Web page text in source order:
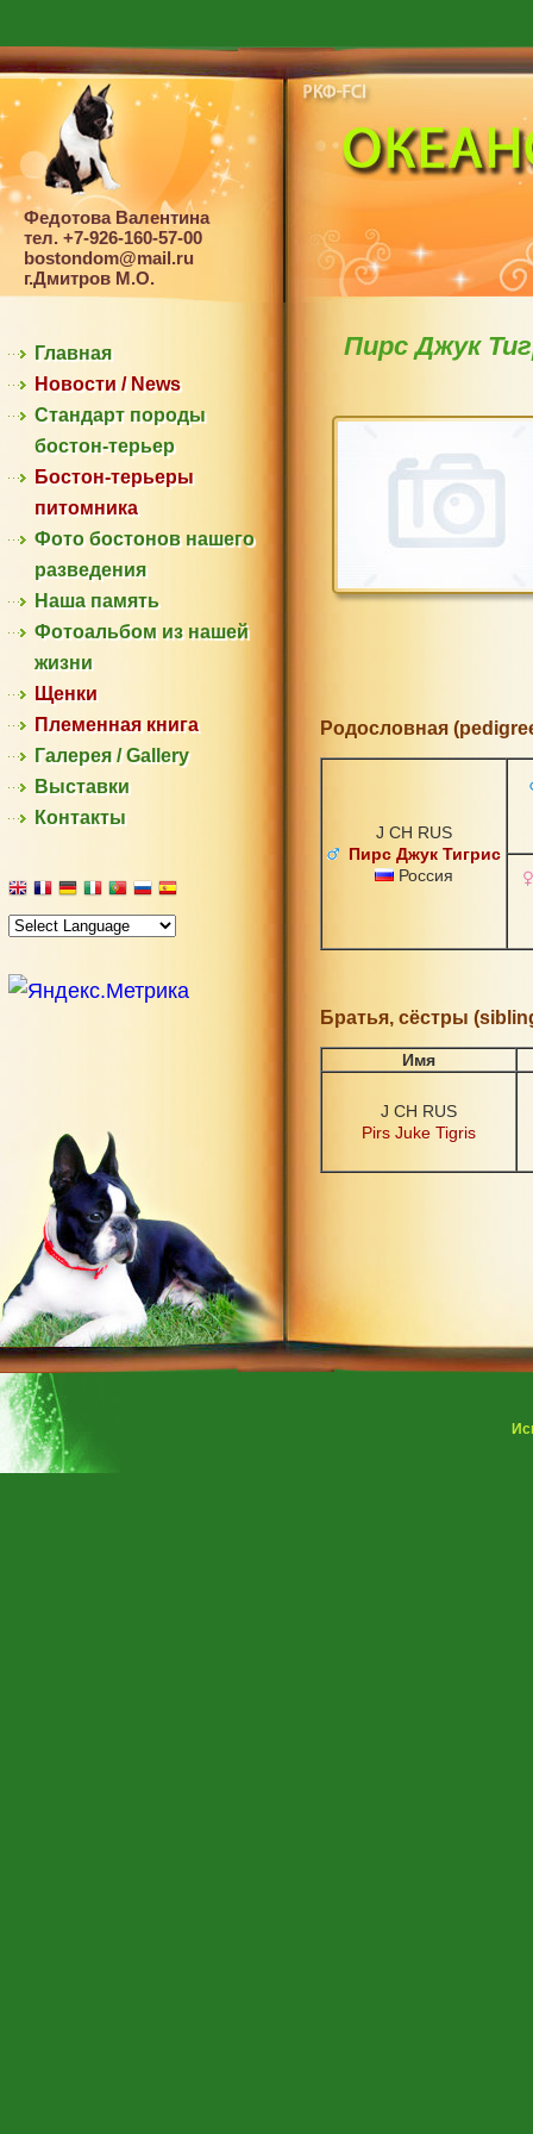
Федотова Валентина
тел. +7-926-160-57-00
bostondom@mail.ru
г.Дмитров М.О.
Главная
Новости / News
Стандарт породы
бостон-терьер
Бостон-терьеры
питомника
Фото бостонов нашего
разведения
Наша память
Фотоальбом из нашей
жизни
Щенки
Племенная книга
Галерея / Gallery
Выставки
Контакты
Пирс Джук
Родословная
J CH RUS
Пирс Джук Тигрис
Россия
Братья, сёстры
Имя
J CH RUS
Pirs Juke Tigris